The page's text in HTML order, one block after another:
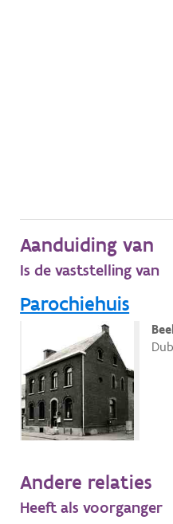
Aanduiding van
Is de vaststelling van
Parochiehuis
Andere relaties
Heeft als voorganger